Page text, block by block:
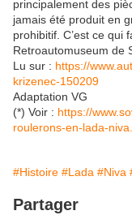
principalement des
jamais été produit en
prohibitif. C’est ce qui
Retroautomuseum de
Lu sur : https://
krizenec-150209
Adaptation VG
(*) Voir : https://
roulerons-en-lada-
#Histoire #Lada #Niva
Partager